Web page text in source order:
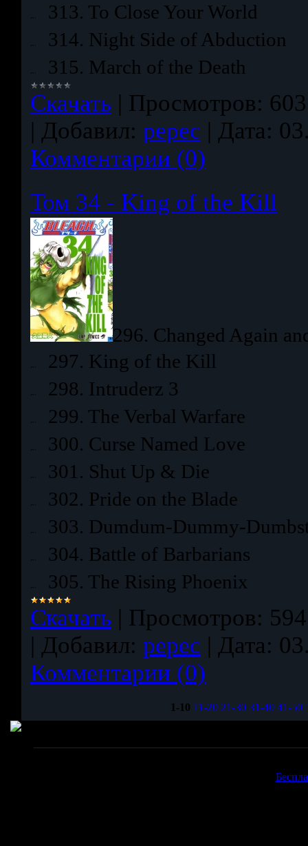
313. To Close Your World
314. Night Side of Abduction
315. March of the Death
Скачать | Просмотров: 603
| Добавил: pepec | Дата:
Комментарии (0)
Том 34 - King of the Kill
296. Changed Again
297. King of the Kill
298. Intruderz 3
299. The Verbal Warfare
300. Curse Named Love
301. Shut Up & Die
302. Pride on the Blade
303. Dumdum-Dummy-
304. Battle of Barbarians
305. The Rising Phoenix
Скачать | Просмотров: 594
| Добавил: pepec | Дата:
Комментарии (0)
1-10 11-20 21-30 31-40 41-50